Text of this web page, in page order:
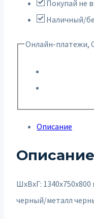
Покупай не
Наличный/
Онлайн-платежи,
Описание
Описание
ШxВxГ:
черный/металл